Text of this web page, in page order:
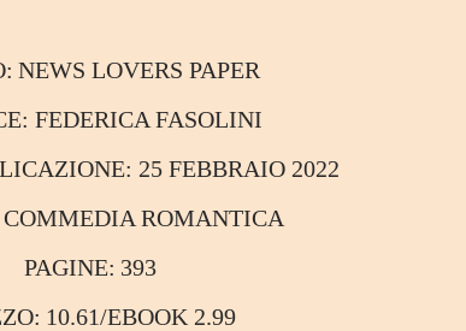
NEWS LOVERS PAPER
FEDERICA FASOLINI
25 FEBBRAIO 2022
COMMEDIA ROMANTICA
PAGINE: 393
10.61/EBOOK 2.99